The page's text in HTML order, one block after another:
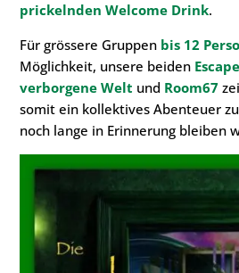
prickelnden Welcome Drink.
Für grössere Gruppen bis 12
Möglichkeit, unsere beiden
verborgene Welt und Room67
somit ein kollektives Abenteuer
noch lange in Erinnerung bleiben